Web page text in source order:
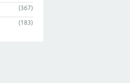
(367)
(183)